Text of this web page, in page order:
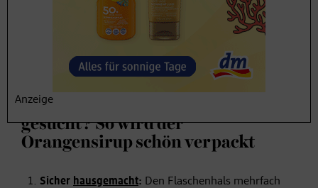
Kardamom und das Mark einer Vanilleschote.
Aufkochen und 5 Minuten köcheln lassen, bis derSirup
Kühlschrank aufbewahren.
Geschenk oder Mitbringsel
gesucht? So wird der
Orangensirup schön verpackt
Sicher hausgemacht: Den Flaschenhals mehrfach
Anzeige